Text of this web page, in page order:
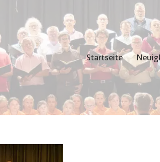
Startseite